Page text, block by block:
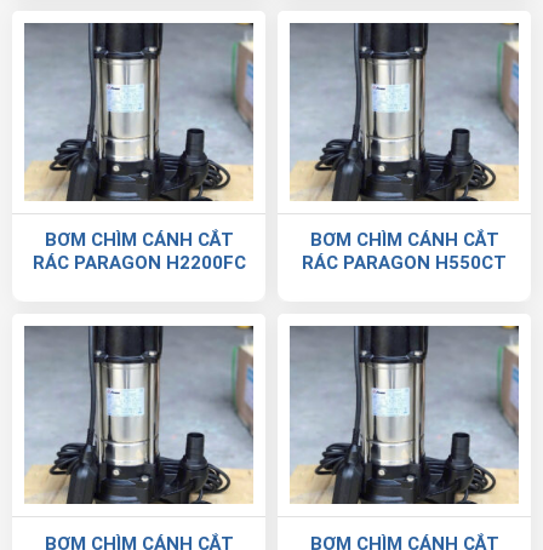
BƠM CHÌM CÁNH CẮT
RÁC PARAGON H2200FC
BƠM CHÌM CÁNH CẮT
RÁC PARAGON H550CT
BƠM CHÌM CÁNH CẮT
BƠM CHÌM CÁNH CẮT